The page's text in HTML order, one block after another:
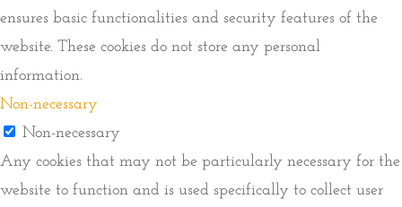
ensures basic functionalities and security features of the
website. These cookies do not store any personal
information.
Non-necessary
Non-necessary
Any cookies that may not be particularly necessary for the
website to function and is used specifically to collect user